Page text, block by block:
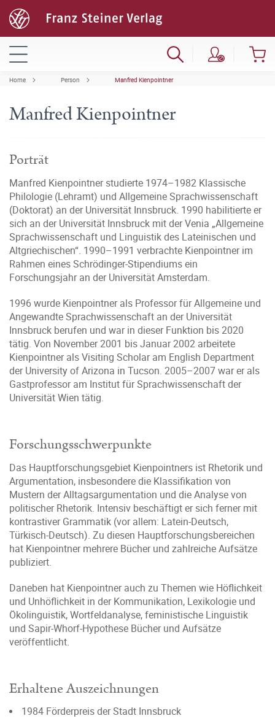
Home Person Manfred Kienpointner
Manfred Kienpointner
Porträt
Manfred Kienpointner studierte 1974–1982 Klassische
Philologie (Lehramt) und Allgemeine Sprachwissenschaft
(Doktorat) an der Universität Innsbruck. 1990 habilitierte er
sich an der Universität Innsbruck mit der Venia „Allgemeine
Sprachwissenschaft und Linguistik des Lateinischen und
Altgriechischen“. 1990–1991 verbrachte Kienpointner im
Rahmen eines Schrödinger-Stipendiums ein
Forschungsjahr an der Universität Amsterdam.
1996 wurde Kienpointner als Professor für Allgemeine und
Angewandte Sprachwissenschaft an der Universität
Innsbruck berufen und war in dieser Funktion bis 2020
tätig. Von November 2001 bis Januar 2002 arbeitete
Kienpointner als Visiting Scholar am English Department
der University of Arizona in Tucson. 2005–2007 war er als
Gastprofessor am Institut für Sprachwissenschaft der
Universität Wien tätig.
Forschungsschwerpunkte
Das Hauptforschungsgebiet Kienpointners ist Rhetorik und
Argumentation, insbesondere die Klassifikation von
Mustern der Alltagsargumentation und die Analyse von
politischer Rhetorik. Intensiv beschäftigt er sich ferner mit
kontrastiver Grammatik (vor allem: Latein-Deutsch,
Türkisch-Deutsch). Zu diesen Hauptforschungsbereichen
hat Kienpointner mehrere Bücher und zahlreiche Aufsätze
publiziert.
Daneben hat Kienpointner auch zu Themen wie Höflichkeit
und Unhöflichkeit in der Kommunikation, Lexikologie und
Ökolinguistik, Wortfeldanalyse, feministische Linguistik
und Sapir-Whorf-Hypothese Bücher und Aufsätze
veröffentlicht.
Erhaltene Auszeichnungen
1984 Förderpreis der Stadt Innsbruck